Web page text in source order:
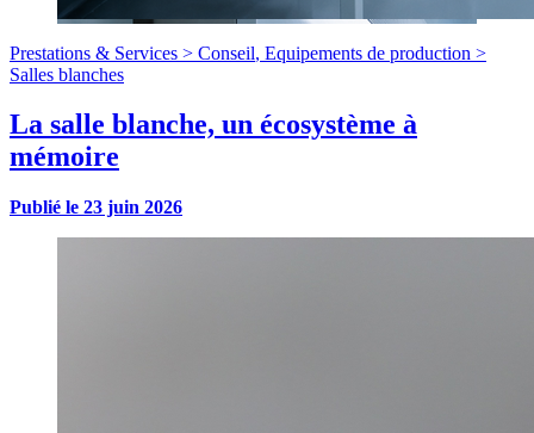
Prestations & Services > Conseil, Equipements de production >
Salles blanches
La salle blanche, un écosystème à
mémoire
Publié le 23 juin 2026